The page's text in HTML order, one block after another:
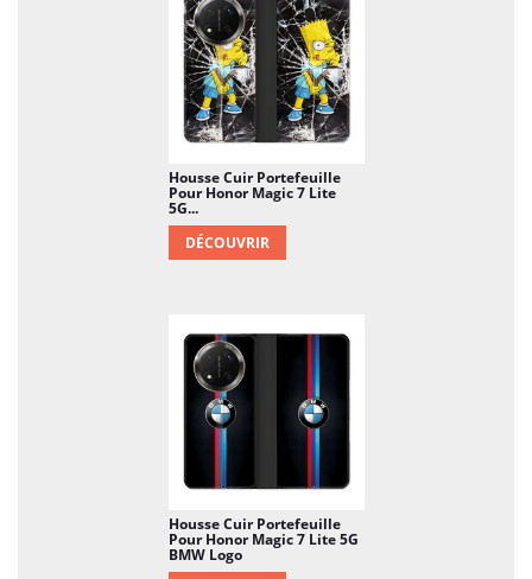
Housse Cuir Portefeuille
Pour Honor Magic 7 Lite
5G...
DÉCOUVRIR
Housse Cuir Portefeuille
Pour Honor Magic 7 Lite 5G
BMW Logo